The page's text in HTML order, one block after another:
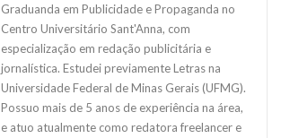
Graduanda em Publicidade e Propaganda no
Centro Universitário Sant'Anna, com
especialização em redação publicitária e
jornalística. Estudei previamente Letras na
Universidade Federal de Minas Gerais (UFMG).
Possuo mais de 5 anos de experiência na área,
e atuo atualmente como redatora freelancer e